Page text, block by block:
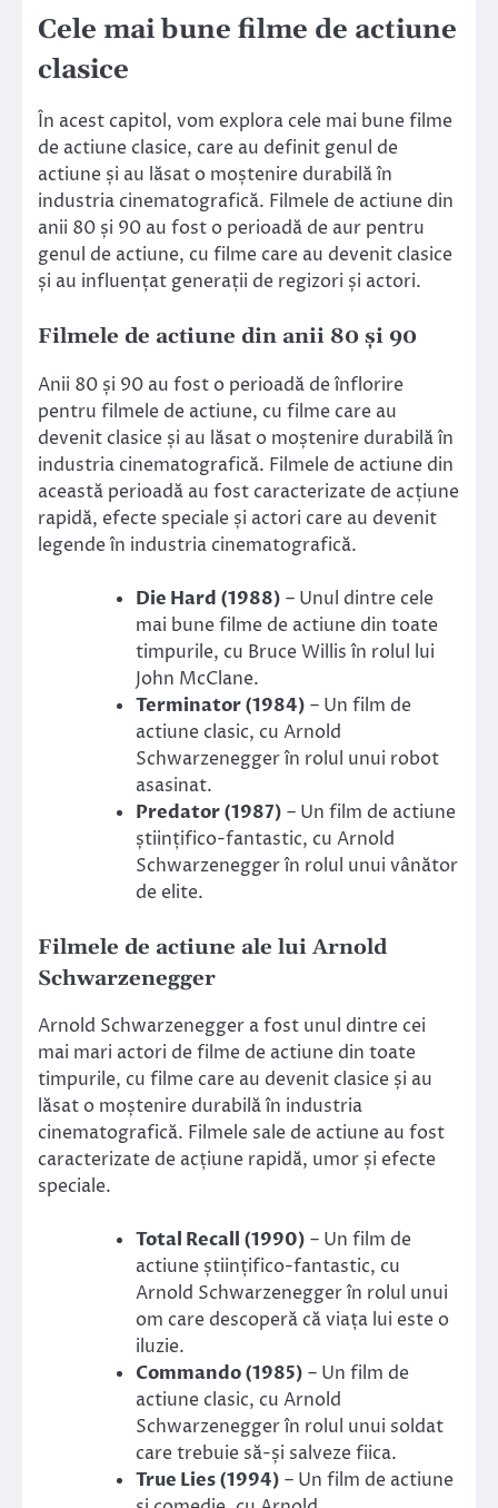
Cele mai bune filme de actiune
clasice
În acest capitol, vom explora cele mai bune filme
de actiune clasice, care au definit genul de
actiune și au lăsat o moștenire durabilă în
industria cinematografică. Filmele de actiune din
anii 80 și 90 au fost o perioadă de aur pentru
genul de actiune, cu filme care au devenit clasice
și au influențat generații de regizori și actori.
Filmele de actiune din anii 80 și 90
Anii 80 și 90 au fost o perioadă de înflorire
pentru filmele de actiune, cu filme care au
devenit clasice și au lăsat o moștenire durabilă în
industria cinematografică. Filmele de actiune din
această perioadă au fost caracterizate de acțiune
rapidă, efecte speciale și actori care au devenit
legende în industria cinematografică.
Die Hard (1988) – Unul dintre cele
mai bune filme de actiune din toate
timpurile, cu Bruce Willis în rolul lui
John McClane.
Terminator (1984) – Un film de
actiune clasic, cu Arnold
Schwarzenegger în rolul unui robot
asasinat.
Predator (1987) – Un film de actiune
științifico-fantastic, cu Arnold
Schwarzenegger în rolul unui vânător
de elite.
Filmele de actiune ale lui Arnold
Schwarzenegger
Arnold Schwarzenegger a fost unul dintre cei
mai mari actori de filme de actiune din toate
timpurile, cu filme care au devenit clasice și au
lăsat o moștenire durabilă în industria
cinematografică. Filmele sale de actiune au fost
caracterizate de acțiune rapidă, umor și efecte
speciale.
Total Recall (1990) – Un film de
actiune științifico-fantastic, cu
Arnold Schwarzenegger în rolul unui
om care descoperă că viața lui este o
iluzie.
Commando (1985) – Un film de
actiune clasic, cu Arnold
Schwarzenegger în rolul unui soldat
care trebuie să-și salveze fiica.
True Lies (1994) – Un film de actiune